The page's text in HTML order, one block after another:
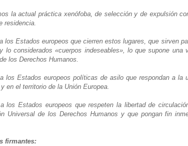
la actual práctica xenófoba, de selección y de expulsión
residencia.
los Estados europeos que cierren estos lugares, que sirven
lo considerados «cuerpos indeseables», lo que supone
los Derechos Humanos.
los Estados europeos políticas de asilo que respondan a la
en el territorio de la Unión Europea.
los Estados europeos que respeten la libertad de
Universal de los Derechos Humanos y que pongan fin
firmantes: